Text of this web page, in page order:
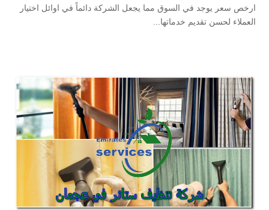
ارخص سعر يوجد في السوق مما يجعل الشركة دائماً في اوائل اختيار
العملاء لحسن تقديم خدماتها...